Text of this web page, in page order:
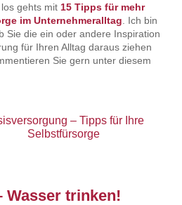
gehts mit 15 Tipps für mehr
im Unternehmeralltag . Ich bin
Sie die ein oder andere Inspiration
für Ihren Alltag daraus ziehen
Sie gern unter diesem
– Tipps für Ihre
Selbstfürsorge
Wasser trinken!